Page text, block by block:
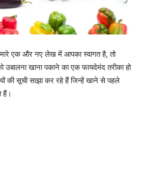
एक और नए लेख में आपका स्वागत है, तो
खाना पकाने का एक फायदेमंद तरीका हो
की सूची साझा कर रहे हैं जिन्हें खाने से पहले
हैं।